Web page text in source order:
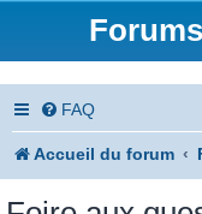
FAQ
Accueil du forum